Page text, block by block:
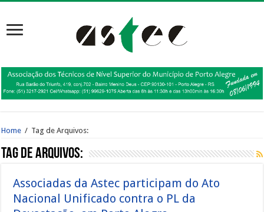
Home / Tag de Arquivos:
Tag de Arquivos:
Associadas da Astec participam do Ato
Nacional Unificado contra o PL da